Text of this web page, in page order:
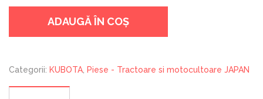
CHIULOASA
V3307
ADAUGĂ ÎN COȘ
Categorii: KUBOTA Piese - Tractoare si motocultoare JAPAN